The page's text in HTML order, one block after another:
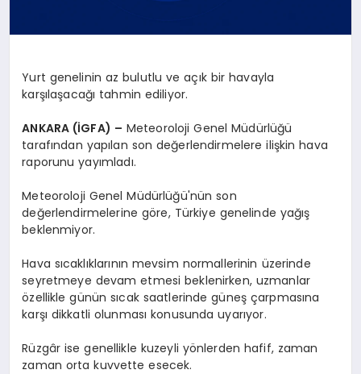
Yurt genelinin az bulutlu ve açık bir havayla
karşılaşacağı tahmin ediliyor.
ANKARA (İGFA) – Meteoroloji Genel Müdürlüğü
tarafından yapılan son değerlendirmelere ilişkin hava
raporunu yayımladı.
Meteoroloji Genel Müdürlüğü'nün son
değerlendirmelerine göre, Türkiye genelinde yağış
beklenmiyor.
Hava sıcaklıklarının mevsim normallerinin üzerinde
seyretmeye devam etmesi beklenirken, uzmanlar
özellikle günün sıcak saatlerinde güneş çarpmasına
karşı dikkatli olunması konusunda uyarıyor.
Rüzgâr ise genellikle kuzeyli yönlerden hafif, zaman
zaman orta kuvvette esecek.